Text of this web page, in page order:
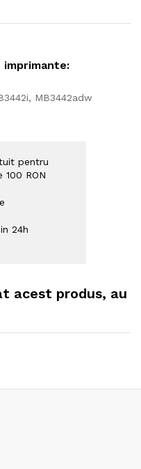
imprimante:
MB3442adw
pentru
RON
24h
acest produs, au